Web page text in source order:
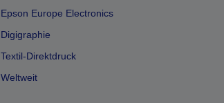
Epson Europe Electronics
Digigraphie
Textil-Direktdruck
Weltweit